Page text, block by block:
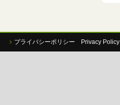
プライバシーポリシー Privacy Policy